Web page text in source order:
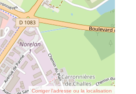
Corriger l’adresse ou la localisation